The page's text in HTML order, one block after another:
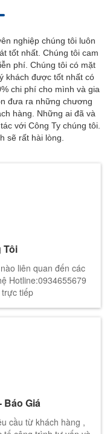
nghiệp chúng tôi luôn
tốt nhất. Chúng tôi cam
phí. Chúng tôi có mặt
khách được tốt nhất có
chi phí cho mình và gia
đưa ra những chương
hàng. Những ai đã và
với Công Ty chúng tôi.
sẽ rất hài lòng.
Tôi
liên quan đến các
Hotline:0934655679
tiếp
Báo Giá
cầu từ khách hàng ,